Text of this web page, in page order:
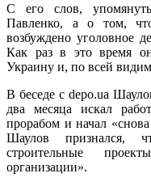
С его слов,
Павленко, а о том,
возбуждено уголовное
Как раз в это время
Украину и, по всей
В беседе с depo.ua
два месяца искал
прорабом и начал
Шаулов признался,
строительные
организации».